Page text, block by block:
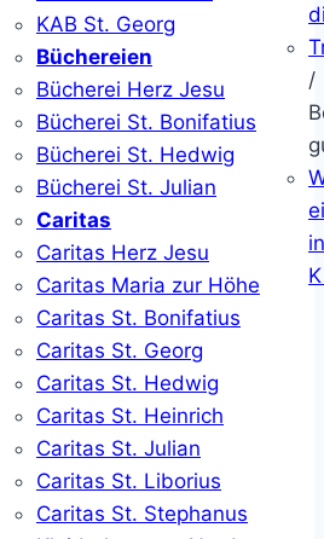
KAB St. Georg
Büchereien
Bücherei Herz Jesu
Bücherei St. Bonifatius
Bücherei St. Hedwig
Bücherei St. Julian
Caritas
Caritas Herz Jesu
Caritas Maria zur Höhe
Caritas St. Bonifatius
Caritas St. Georg
Caritas St. Hedwig
Caritas St. Heinrich
Caritas St. Julian
Caritas St. Liborius
Caritas St. Stephanus
/